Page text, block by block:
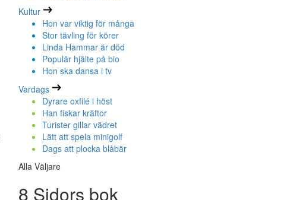
Kultur
Hon var viktig för många
Stor tävling för körer
Linda Hammar är död
Populär hjälte på bio
Hon ska dansa i tv
Vardags
Dyrare oxfilé i höst
Han fiskar kräftor
Turister gillar vädret
Lätt att spela minigolf
Dags att plocka blåbär
Alla Väljare
8 Sidors bok